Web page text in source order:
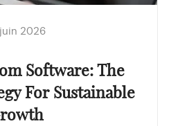
juin 2026
Software: The
For Sustainable